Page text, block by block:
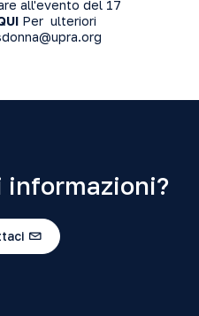
all'evento del 17
Per ulteriori
informazioni?